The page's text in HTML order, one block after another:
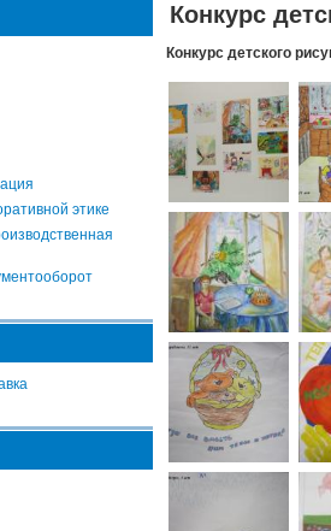
этике
Конкурс
Конкурс детского